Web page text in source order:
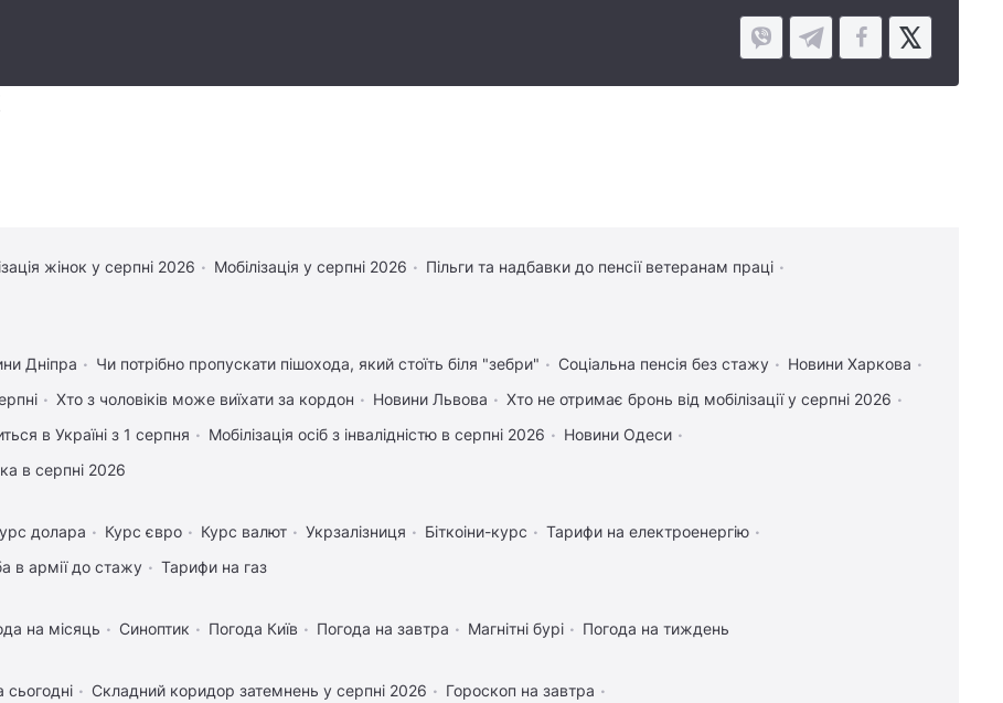
жінок у серпні 2026 Мобілізація у серпні 2026
Пільги та надбавки до пенсії ветеранам праці
Дніпра Чи потрібно пропускати пішохода, який стоїть біля "зебри" Соціальна пенсія без стажу
Новини Харкова
Хто з чоловіків може виїхати за кордон Новини Львова
Хто не отримає бронь від мобілізації у серпні 2026
в Україні з 1 серпня Мобілізація осіб з інвалідністю в серпні 2026
Новини Одеси
в серпні 2026
долара Курс євро Курс валют Укрзалізниця Біткоіни-курс
Тарифи на електроенергію
в армії до стажу
Тарифи на газ
на місяць Синоптик Погода Київ Погода на завтра Магнітні бурі Погода на тиждень
сьогодні Складний коридор затемнень у серпні 2026
Гороскоп на завтра